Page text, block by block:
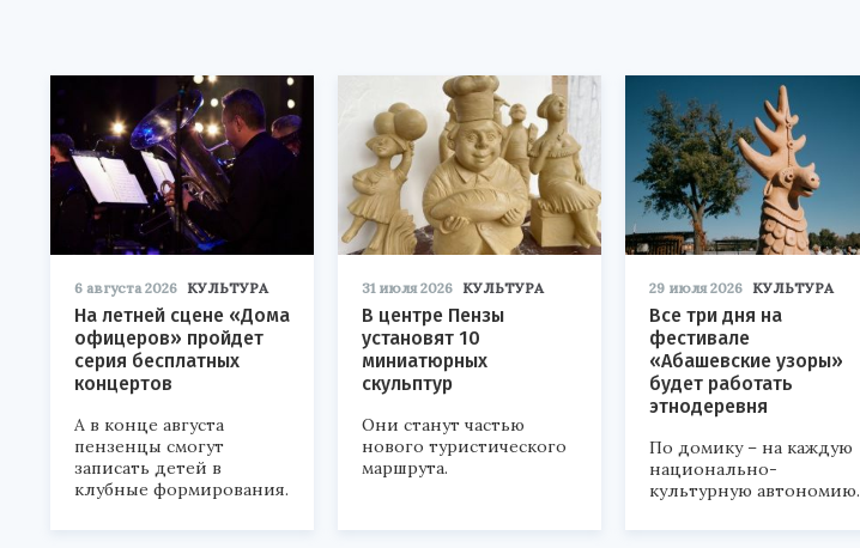
6 августа 2026 КУЛЬТУРА
На летней сцене «Дома
офицеров» пройдет
серия бесплатных
концертов
А в конце августа
пензенцы смогут
записать детей в
клубные формирования.
31 июля 2026 КУЛЬТУРА
В центре Пензы
установят 10
миниатюрных
скульптур
Они станут частью
нового туристического
маршрута.
29 июля 2026 КУЛЬТУРА
Все три дня на
фестивале
«Абашевские узоры»
будет работать
этнодеревня
По домику – на каждую
национально-
культурную автономию.